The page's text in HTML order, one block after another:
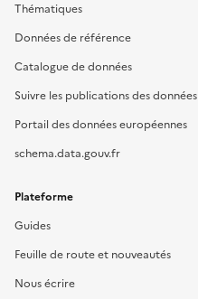
Thématiques
Données de référence
Catalogue de données
Suivre les publications des données
Portail des données européennes
schema.data.gouv.fr
Plateforme
Guides
Feuille de route et nouveautés
Nous écrire